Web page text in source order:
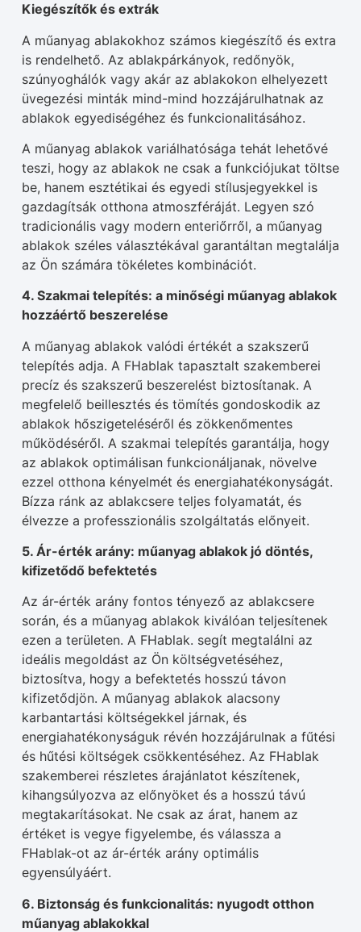
Kiegészítők és extrák
A műanyag ablakokhoz számos kiegészítő és extra
is rendelhető. Az ablakpárkányok, redőnyök,
szúnyoghálók vagy akár az ablakokon elhelyezett
üvegezési minták mind-mind hozzájárulhatnak az
ablakok egyediségéhez és funkcionalitásához.
A műanyag ablakok variálhatósága tehát lehetővé
teszi, hogy az ablakok ne csak a funkciójukat töltse
be, hanem esztétikai és egyedi stílusjegyekkel is
gazdagítsák otthona atmoszféráját. Legyen szó
tradicionális vagy modern enteriőrről, a műanyag
ablakok széles választékával garantáltan megtalálja
az Ön számára tökéletes kombinációt.
4. Szakmai telepítés: a minőségi műanyag ablakok
hozzáértő beszerelése
A műanyag ablakok valódi értékét a szakszerű
telepítés adja. A FHablak tapasztalt szakemberei
precíz és szakszerű beszerelést biztosítanak. A
megfelelő beillesztés és tömítés gondoskodik az
ablakok hőszigeteléséről és zökkenőmentes
működéséről. A szakmai telepítés garantálja, hogy
az ablakok optimálisan funkcionáljanak, növelve
ezzel otthona kényelmét és energiahatékonyságát.
Bízza ránk az ablakcsere teljes folyamatát, és
élvezze a professzionális szolgáltatás előnyeit.
5. Ár-érték arány: műanyag ablakok jó döntés,
kifizetődő befektetés
Az ár-érték arány fontos tényező az ablakcsere
során, és a műanyag ablakok kiválóan teljesítenek
ezen a területen. A FHablak. segít megtalálni az
ideális megoldást az Ön költségvetéséhez,
biztosítva, hogy a befektetés hosszú távon
kifizetődjön. A műanyag ablakok alacsony
karbantartási költségekkel járnak, és
energiahatékonyságuk révén hozzájárulnak a fűtési
és hűtési költségek csökkentéséhez. Az FHablak
szakemberei részletes árajánlatot készítenek,
kihangsúlyozva az előnyöket és a hosszú távú
megtakarításokat. Ne csak az árat, hanem az
értéket is vegye figyelembe, és válassza a
FHablak-ot az ár-érték arány optimális
egyensúlyáért.
6. Biztonság és funkcionalitás: nyugodt otthon
műanyag ablakokkal